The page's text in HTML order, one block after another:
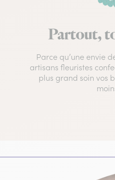
Partout,
Parce qu’une envie
artisans fleuristes
plus grand soin vos